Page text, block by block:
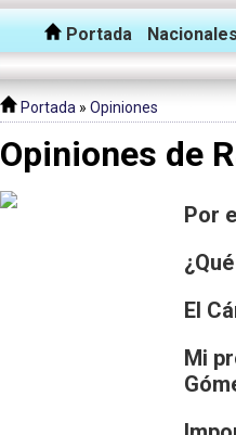
Portada Nacionales
Portada » Opiniones
Opiniones de
Por
El
Mi